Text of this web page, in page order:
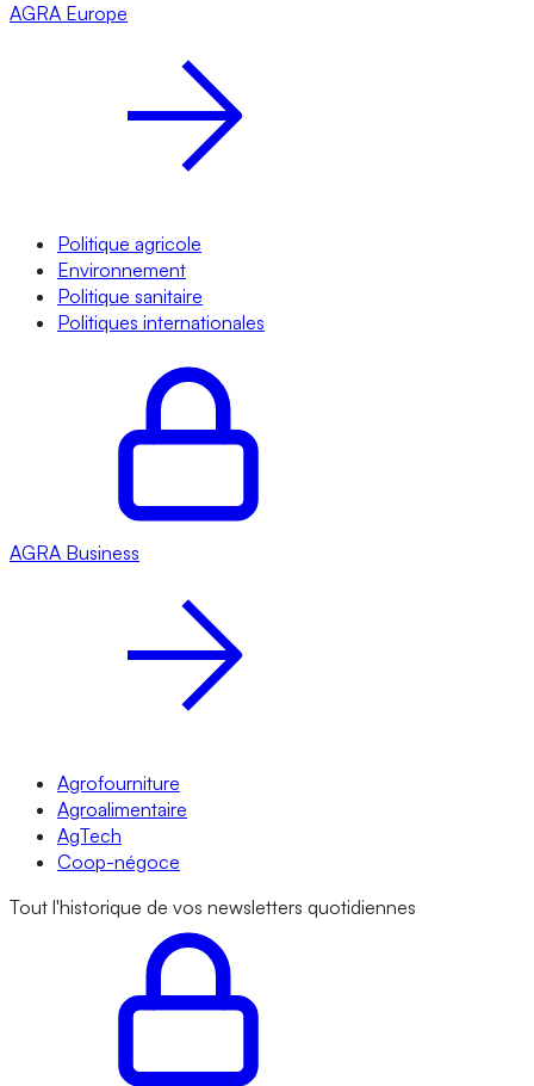
AGRA Europe
Politique agricole
Environnement
Politique sanitaire
Politiques internationales
AGRA Business
Agrofourniture
Agroalimentaire
AgTech
Coop-négoce
Tout l'historique de vos newsletters quotidiennes